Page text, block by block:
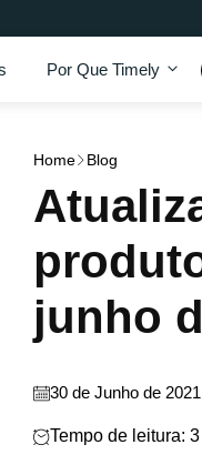
Por Que Timely
Home Blog
junho
30 de Junho de 2021
Tempo de leitura: